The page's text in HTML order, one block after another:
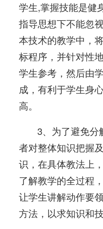
学生,掌握技能是健
指导思想下不能忽
本技术的教学中，
标程序，并针对性
学生参考，然后由
成，有利于学生身
高。
3、为了避免分
者对整体知识把握
识，在具体教法上
了解教学的全过程
让学生讲解动作要
方法，以求知识和